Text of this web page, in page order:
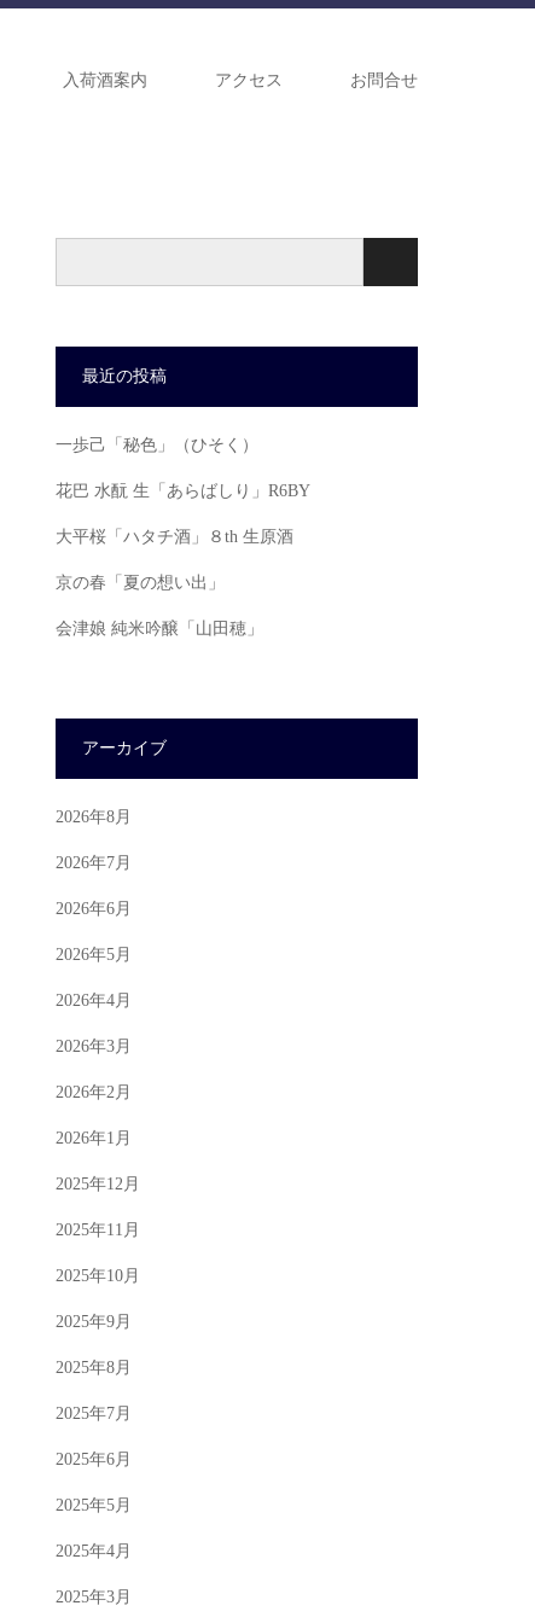
入荷酒案内 アクセス お問合せ
最近の投稿
一歩己「秘色」（ひそく）
花巴 水酛 生「あらばしり」R6BY
大平桜「ハタチ酒」８th 生原酒
京の春「夏の想い出」
会津娘 純米吟醸「山田穂」
アーカイブ
2026年8月
2026年7月
2026年6月
2026年5月
2026年4月
2026年3月
2026年2月
2026年1月
2025年12月
2025年11月
2025年10月
2025年9月
2025年8月
2025年7月
2025年6月
2025年5月
2025年4月
2025年3月